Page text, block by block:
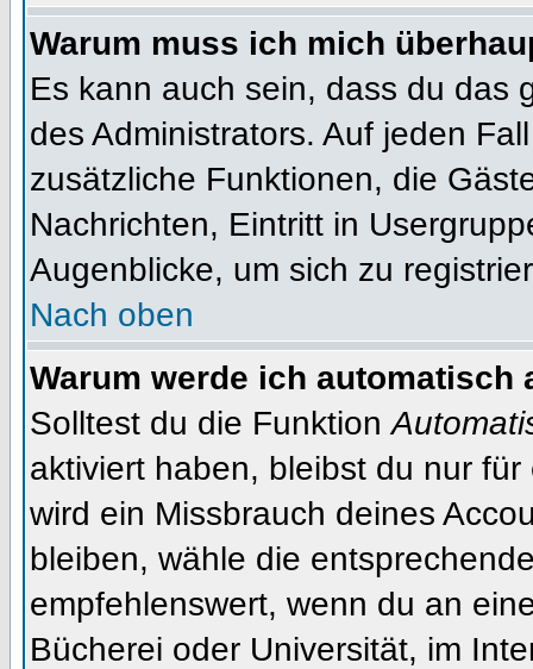
Warum muss ich mich
Es kann auch sein, dass du das
des Administrators. Auf jeden
zusätzliche Funktionen, die
Nachrichten, Eintritt in
Augenblicke, um sich zu
Nach oben
Warum werde ich automatisch
Solltest du die Funktion
aktiviert haben, bleibst du nur
wird ein Missbrauch deines
bleiben, wähle die
empfehlenswert, wenn du an
Bücherei oder Universität, im